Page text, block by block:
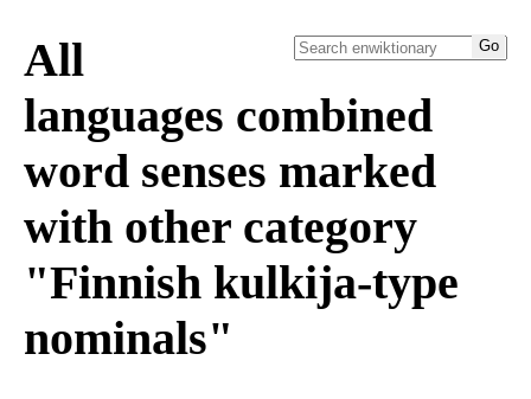
All
languages combined
word senses marked
with other category
"Finnish kulkija-type
nominals"